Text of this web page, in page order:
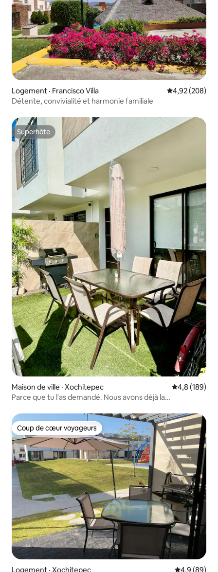
Logement · Francisco Villa Note
4,92 (208)
Détente, convivialité et harmonie familiale
Superhôte
Superhôte
Maison de ville · Xochitepec Note
4,8 (189)
Parce que tu l'as demandé. Nous avons déjà la
Coup de cœur voyageurs
Coup de cœur voyageurs
Logement · Xochitepec Note
4,9 (89)